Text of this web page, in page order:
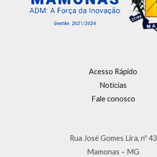
Acesso Rápido
Notícias
Fale conosco
Rua José Gomes Lira, nº 43
Mamonas – MG